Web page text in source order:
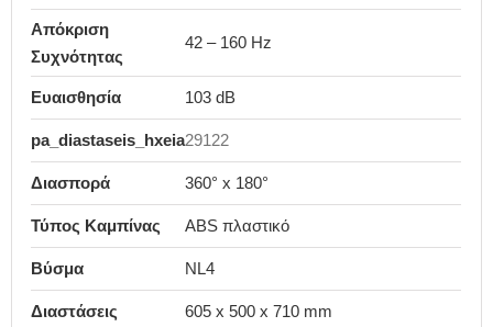
Απόκριση
Συχνότητας
42 – 160 Hz
Ευαισθησία 103 dB
pa_diastaseis_hxeia29122
Διασπορά 360° x 180°
Τύπος Καμπίνας ABS πλαστικό
Βύσμα NL4
Διαστάσεις 605 x 500 x 710 mm